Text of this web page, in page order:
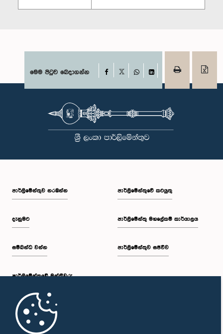
මෙම පිටුව බෙදාගන්න Facebook
WhatsAppLinkedIn
පාර්ලි‌මේන්තුව නරඹන්න
දැනුමට
සම්බන්ධ වන්න
පාර්ලි‌මේන්තුවේ මන්ත්‍රීවරු
මුල් පිටුව
පාර්ලිමේන්තුවේ කටයුතු
පාර්ලිමේන්තු මහලේකම් කාර්යාලය
පාර්ලිමේන්තුව සජීවීව